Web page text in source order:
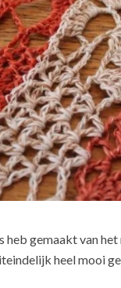
heb gemaakt van
heel mooi